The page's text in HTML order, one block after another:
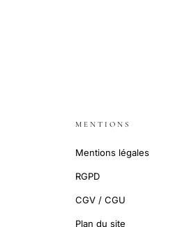
MENTIONS
Mentions légales
RGPD
CGV / CGU
Plan du site